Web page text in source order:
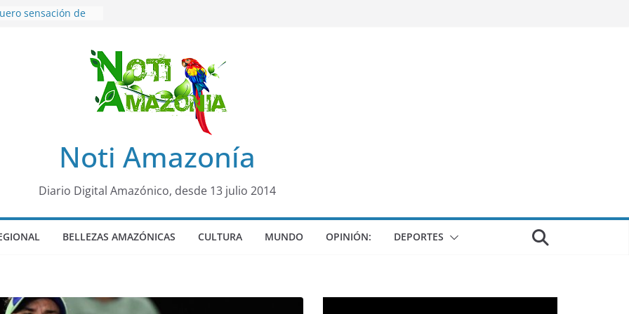
sensación de
de 22 años
fueron encontrados
años de prisión a
Noti Amazonía
Diario Digital Amazónico, desde 13 julio 2014
BELLEZAS AMAZÓNICAS CULTURA MUNDO OPINIÓN: DEPORTES